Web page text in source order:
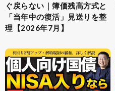
ぐ戻らない｜簿価残高方式と
「当年中の復活」見送りを整
理【2026年7月】